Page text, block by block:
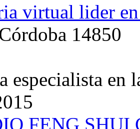
virtual lider
14850
especialista en
FENG